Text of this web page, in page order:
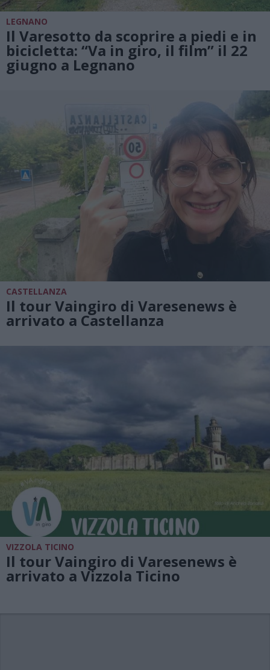
LEGNANO
Il Varesotto da scoprire a piedi e in
bicicletta: “Va in giro, il film” il 22
giugno a Legnano
CASTELLANZA
Il tour Vaingiro di Varesenews è
arrivato a Castellanza
VIZZOLA TICINO
Il tour Vaingiro di Varesenews è
arrivato a Vizzola Ticino